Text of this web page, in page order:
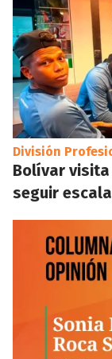
División
Bolívar visita
seguir